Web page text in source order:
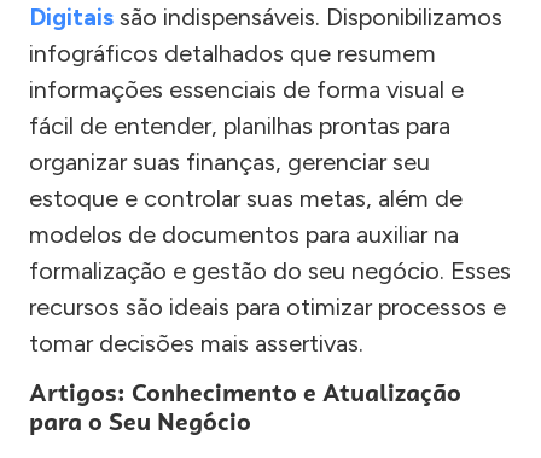
Digitais são indispensáveis. Disponibilizamos
infográficos detalhados que resumem
informações essenciais de forma visual e
fácil de entender, planilhas prontas para
organizar suas finanças, gerenciar seu
estoque e controlar suas metas, além de
modelos de documentos para auxiliar na
formalização e gestão do seu negócio. Esses
recursos são ideais para otimizar processos e
tomar decisões mais assertivas.
Artigos: Conhecimento e Atualização
para o Seu Negócio